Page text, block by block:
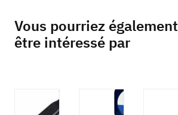
Vous pourriez également
être intéressé par